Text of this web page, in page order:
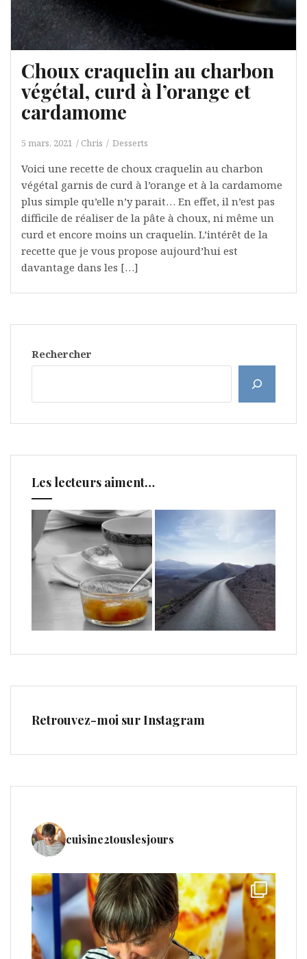
Choux craquelin au charbon
végétal, curd à l’orange et
cardamome
5 mars, 2021 Chris Desserts
Voici une recette de choux craquelin au charbon
végétal garnis de curd à l’orange et à la cardamome
plus simple qu’elle n’y parait… En effet, il n’est pas
difficile de réaliser de la pâte à choux, ni même un
curd et encore moins un craquelin. L’intérêt de la
recette que je vous propose aujourd’hui est
davantage dans les […]
Rechercher
Les lecteurs aiment…
Retrouvez-moi sur Instagram
cuisine2touslesjours